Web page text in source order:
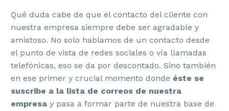
Qué duda cabe de que el contacto del cliente con
nuestra empresa siempre debe ser agradable y
amistoso. No solo hablamos de un contacto desde
el punto de vista de redes sociales o vía llamadas
telefónicas, eso se da por descontado. Sino también
en ese primer y crucial momento donde éste se
suscribe a la lista de correos de nuestra
empresa y pasa a formar parte de nuestra base de